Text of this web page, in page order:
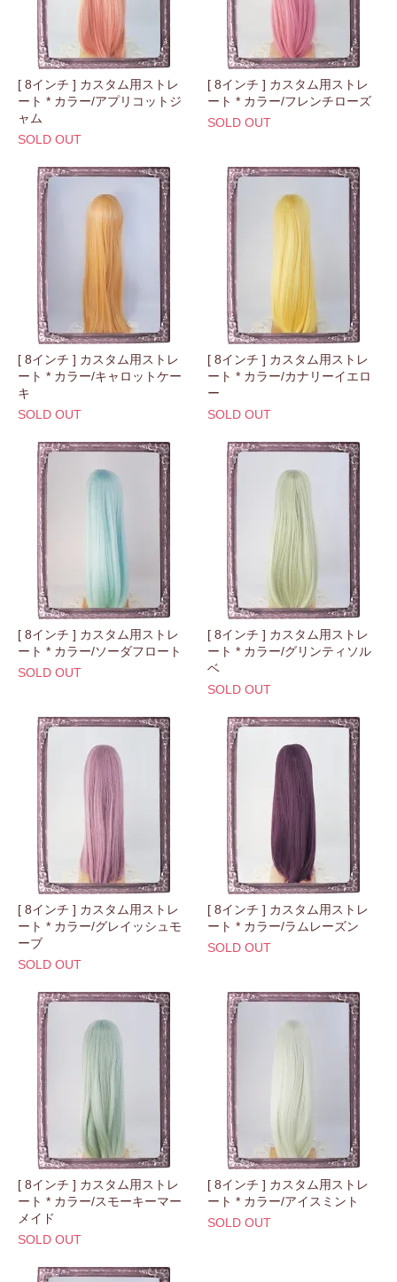
[ 8インチ ] カスタム用ストレ
ート * カラー/アプリコットジ
ャム
SOLD OUT
[ 8インチ ] カスタム用ストレ
ート * カラー/フレンチローズ
SOLD OUT
[ 8インチ ] カスタム用ストレ
ート * カラー/キャロットケー
キ
SOLD OUT
[ 8インチ ] カスタム用ストレ
ート * カラー/カナリーイエロ
ー
SOLD OUT
[ 8インチ ] カスタム用ストレ
ート * カラー/ソーダフロート
SOLD OUT
[ 8インチ ] カスタム用ストレ
ート * カラー/グリンティソル
ベ
SOLD OUT
[ 8インチ ] カスタム用ストレ
ート * カラー/グレイッシュモ
ーブ
SOLD OUT
[ 8インチ ] カスタム用ストレ
ート * カラー/ラムレーズン
SOLD OUT
[ 8インチ ] カスタム用ストレ
ート * カラー/スモーキーマー
メイド
SOLD OUT
[ 8インチ ] カスタム用ストレ
ート * カラー/アイスミント
SOLD OUT